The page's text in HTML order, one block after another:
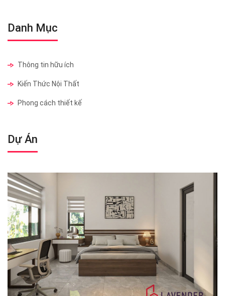
Danh Mục
Thông tin hữu ích
Kiến Thức Nội Thất
Phong cách thiết kế
Dự Án